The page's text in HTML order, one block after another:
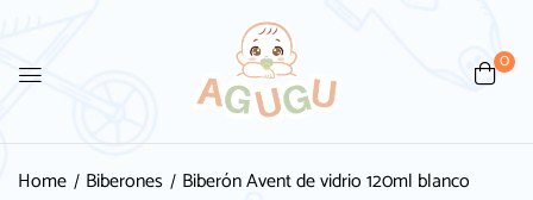
0
Home Biberones Biberón Avent de vidrio 120ml blanco